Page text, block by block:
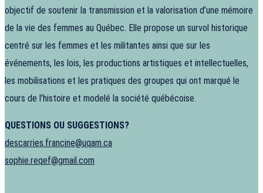
objectif de soutenir la transmission et la valorisation d’une mémoire
de la vie des femmes au Québec. Elle propose un survol historique
centré sur les femmes et les militantes ainsi que sur les
événements, les lois, les productions artistiques et intellectuelles,
les mobilisations et les pratiques des groupes qui ont marqué le
cours de l’histoire et modelé la société québécoise.
QUESTIONS OU SUGGESTIONS?
descarries.francine@uqam.ca
sophie.reqef@gmail.com